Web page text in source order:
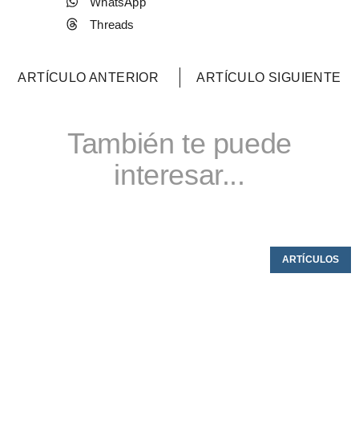
Threads
ARTÍCULO ANTERIOR ARTÍCULO SIGUIENTE
También te puede
interesar...
ARTÍCULOS